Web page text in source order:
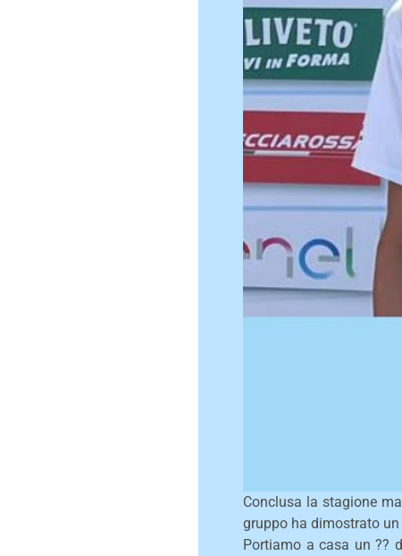
Conclusa la stagione
gruppo ha dimostrato
Portiamo a casa un ??